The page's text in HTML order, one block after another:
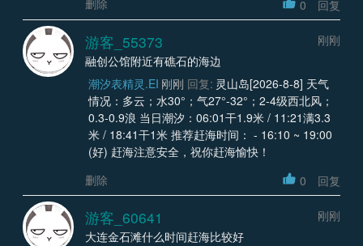
删除
0 回复
游客_55373
刚刚
融创公馆附近有礁石的海边
潮汐表精灵.EI 刚刚 回复: 灵山岛[2026-8-8] 天气
情况：多云；水30°；气27°-32°；2-4级西北风；
0.3-0.9浪 当日潮汐：06:01干1.9米 / 11:21满3.3
米 / 18:41干1米 推荐赶海时间： - 16:10 ~ 19:00
(好) 赶海注意安全，祝你赶海愉快！
删除
0 回复
游客_60641
刚刚
大连金石滩什么时间赶海比较好